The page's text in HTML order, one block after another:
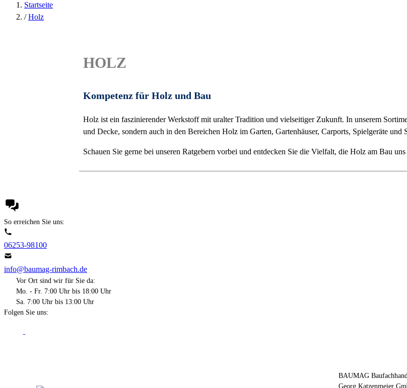
Startseite
/ Holz
HOLZ
Kompetenz für Holz und Bau
Holz ist ein faszinierender Werkstoff mit uralter Tradition und vielseitiger Zukunft. In unserem
und Decke, sondern auch in den Bereichen Holz im Garten, Gartenhäuser, Carports, Spielgeräte und
Schauen Sie gerne bei unseren Ratgebern vorbei und entdecken Sie die Vielfalt, die Holz am Bau uns
So erreichen Sie uns:
06253-98100
info@baumag-rimbach.de
Vor Ort sind wir für Sie da:
Mo. - Fr. 7:00 Uhr bis 18:00 Uhr
Sa. 7:00 Uhr bis 13:00 Uhr
Folgen Sie uns:
BAUMAG
Georg Katzenmeier